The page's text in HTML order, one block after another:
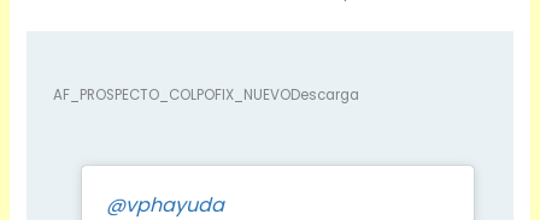
AF_PROSPECTO_COLPOFIX_NUEVODescarga
@vphayuda